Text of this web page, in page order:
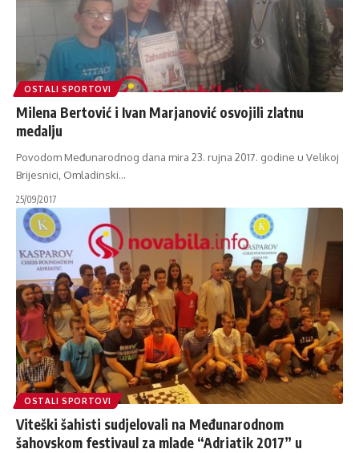
OSTALI SPORTOVI
Milena Bertović i Ivan Marjanović osvojili zlatnu
medalju
Povodom Međunarodnog dana mira 23. rujna 2017. godine u Velikoj
Brijesnici, Omladinski…
25/09/2017
OSTALI SPORTOVI
Viteški šahisti sudjelovali na Međunarodnom
šahovskom festivaul za mlade “Adriatik 2017” u